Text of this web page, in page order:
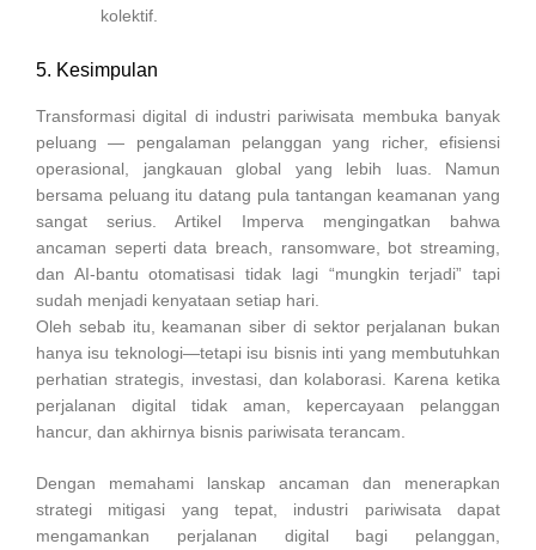
kolektif.
5. Kesimpulan
Transformasi digital di industri pariwisata membuka banyak
peluang — pengalaman pelanggan yang richer, efisiensi
operasional, jangkauan global yang lebih luas. Namun
bersama peluang itu datang pula tantangan keamanan yang
sangat serius. Artikel Imperva mengingatkan bahwa
ancaman seperti data breach, ransomware, bot streaming,
dan AI-bantu otomatisasi tidak lagi “mungkin terjadi” tapi
sudah menjadi kenyataan setiap hari.
Oleh sebab itu, keamanan siber di sektor perjalanan bukan
hanya isu teknologi—tetapi isu bisnis inti yang membutuhkan
perhatian strategis, investasi, dan kolaborasi. Karena ketika
perjalanan digital tidak aman, kepercayaan pelanggan
hancur, dan akhirnya bisnis pariwisata terancam.
Dengan memahami lanskap ancaman dan menerapkan
strategi mitigasi yang tepat, industri pariwisata dapat
mengamankan perjalanan digital bagi pelanggan,